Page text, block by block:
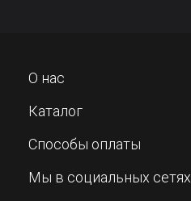
О нас
Каталог
Способы оплаты
Мы в социальных сетях